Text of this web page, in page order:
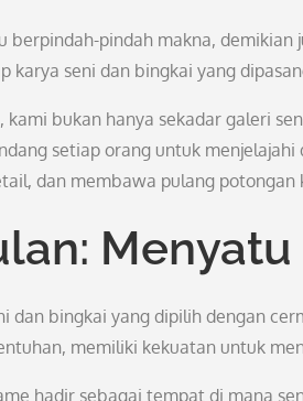
berpindah-pindah makna,
karya seni dan bingkai yang
kami bukan hanya sekadar galeri
setiap orang untuk
dan membawa pulang
dan bingkai yang dipilih dengan
memiliki kekuatan untuk
hadir sebagai tempat di mana